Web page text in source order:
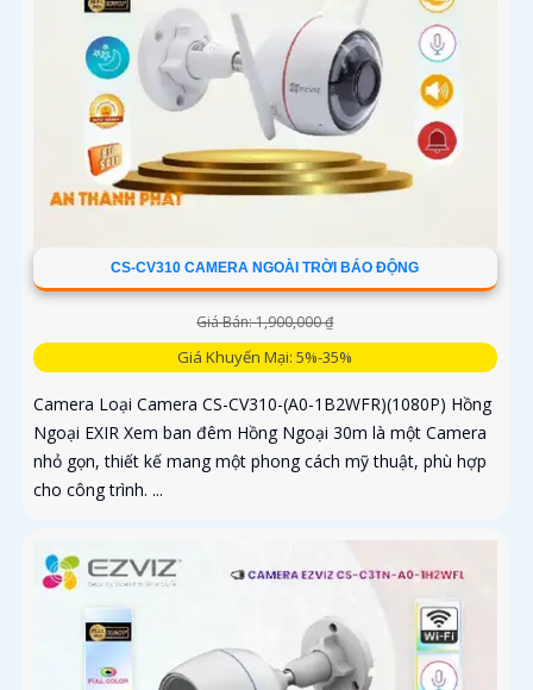
CS-CV310 CAMERA NGOÀI TRỜI BÁO ĐỘNG
Giá Bán: 1,900,000 ₫
Giá Khuyến Mại: 5%-35%
Camera Loại Camera CS-CV310-(A0-1B2WFR)(1080P) Hồng
Ngoại EXIR Xem ban đêm Hồng Ngoại 30m là một Camera
nhỏ gọn, thiết kế mang một phong cách mỹ thuật, phù hợp
cho công trình. ...